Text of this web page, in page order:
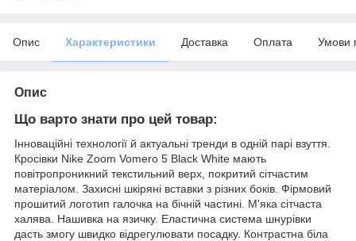
Опис Характеристики Доставка Оплата Умови
Опис
Що варто знати про цей товар:
Інноваційні технології й актуальні тренди в одній парі взуття.
Кросівки Nike Zoom Vomero 5 Black White мають
повітропроникний текстильний верх, покритий сітчастим
матеріалом. Захисні шкіряні вставки з різних боків. Фірмовий
прошитий логотип галочка на бічній частині. М'яка сітчаста
халява. Нашивка на язичку. Еластична система шнурівки
дасть змогу швидко відрегулювати посадку. Контрастна біла